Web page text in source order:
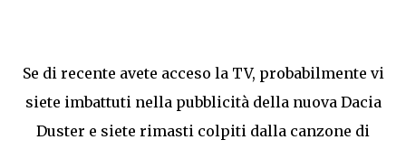
Se di recente avete acceso la TV, probabilmente vi
siete imbattuti nella pubblicità della nuova Dacia
Duster e siete rimasti colpiti dalla canzone di